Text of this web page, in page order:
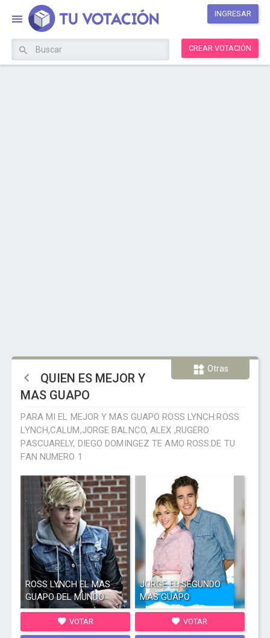
INGRESAR
CREAR VOTACIÓN
Otras
QUIEN ES MEJOR Y
MAS GUAPO
PARA MI EL MEJOR Y MAS GUAPO ROSS LYNCH:ROSS
LYNCH,CALUM,JORGE BALNCO, ALEX ,RUGERO
PASCUARELY, DIEGO DOMINGEZ TE AMO ROSS:DE TU
FAN NUMERO 1
ROSS LYNCH EL MAS
GUAPO DEL MUNDO
VOTAR
JORGE EL SEGUNDO
MAS GUAPO
VOTAR